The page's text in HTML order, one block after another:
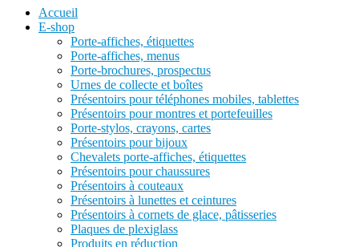
Accueil
E-shop
Porte-affiches, étiquettes
Porte-affiches, menus
Porte-brochures, prospectus
Urnes de collecte et boîtes
Présentoirs pour téléphones mobiles, tablettes
Présentoirs pour montres et portefeuilles
Porte-stylos, crayons, cartes
Présentoirs pour bijoux
Chevalets porte-affiches, étiquettes
Présentoirs pour chaussures
Présentoirs à couteaux
Présentoirs à lunettes et ceintures
Présentoirs à cornets de glace, pâtisseries
Plaques de plexiglass
Produits en réduction